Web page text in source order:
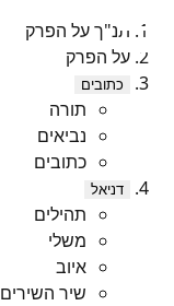
תנ"ך על הפרק
על הפרק
כתובים
תורה
נביאים
כתובים
דניאל
תהילים
משלי
איוב
שיר השירים